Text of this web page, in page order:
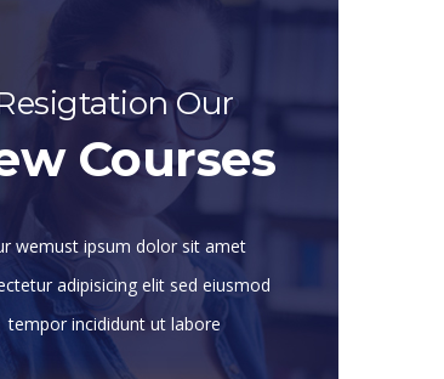
Our
Courses
wemust ipsum dolor sit amet
adipisicing elit sed eiusmod
tempor incididunt ut labore